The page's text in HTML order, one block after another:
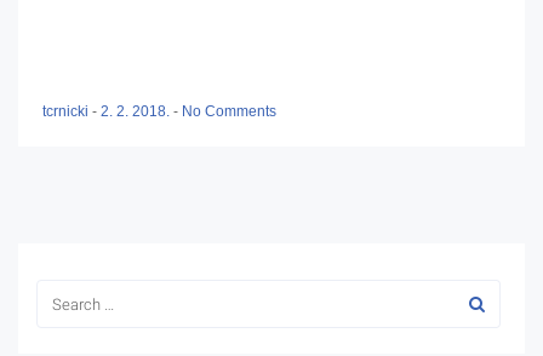
tcrnicki - 2. 2. 2018. - No Comments